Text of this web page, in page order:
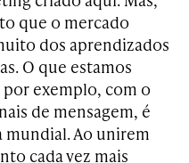
que o mercado
dos aprendizados
O que estamos
exemplo, com o
de mensagem, é
Ao unirem
cada vez mais